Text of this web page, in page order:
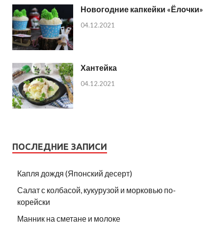
Новогодние капкейки «Ёлочки»
04.12.2021
Хантейка
04.12.2021
ПОСЛЕДНИЕ ЗАПИСИ
Капля дождя (Японский десерт)
Салат с колбасой, кукурузой и морковью по-
корейски
Манник на сметане и молоке